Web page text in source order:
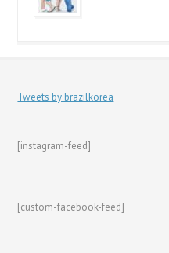
Tweets by brazilkorea
[instagram-feed]
[custom-facebook-feed]